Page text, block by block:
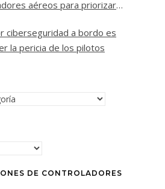
aéreos para priorizar
ciberseguridad a bordo es
la pericia de los pilotos
DE CONTROLADORES